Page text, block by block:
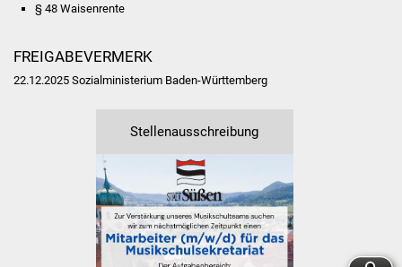
Öffentliche
Ausschreibung
Europaweite
§ 48 Waisenrente
FREIGABEVERMERK
22.12.2025 Sozialministerium Baden-Württemberg
Stellenausschreibung